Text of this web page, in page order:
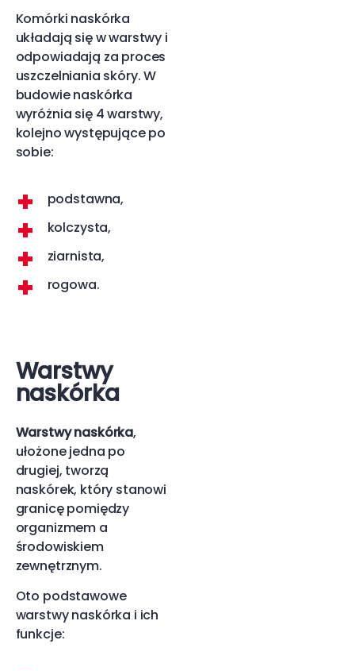
Komórki naskórka
układają się w warstwy i
odpowiadają za proces
uszczelniania skóry. W
budowie naskórka
wyróżnia się 4 warstwy,
kolejno występujące po
sobie:
podstawna,
kolczysta,
ziarnista,
rogowa.
Warstwy
naskórka
Warstwy naskórka,
ułożone jedna po
drugiej, tworzą
naskórek, który stanowi
granicę pomiędzy
organizmem a
środowiskiem
zewnętrznym.
Oto podstawowe
warstwy naskórka i ich
funkcje: